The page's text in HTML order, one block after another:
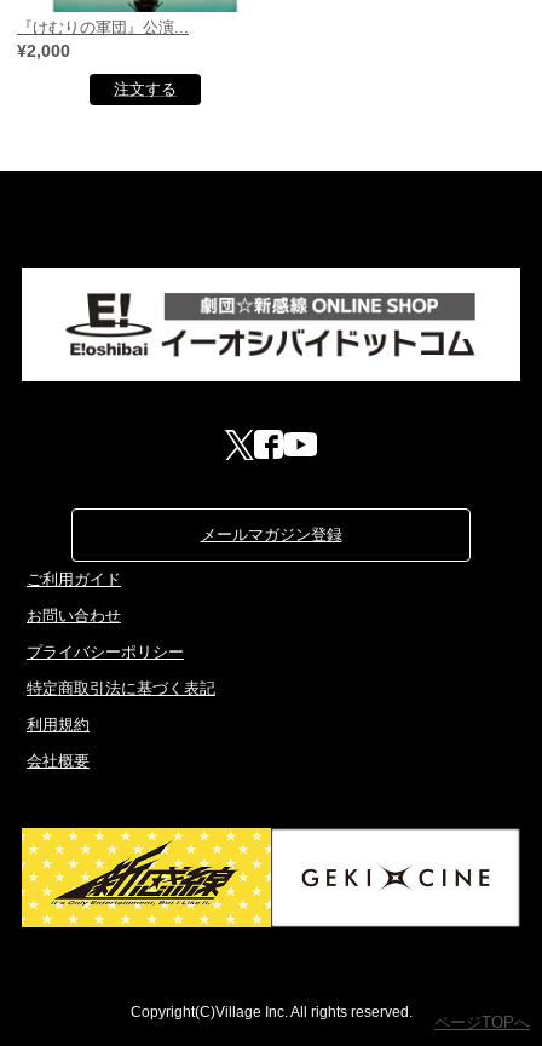
『けむりの軍団』公演...
¥2,000
メールマガジン登録
ご利用ガイド
お問い合わせ
プライバシーポリシー
特定商取引法に基づく表記
利用規約
会社概要
Copyright(C)Village Inc. All rights reserved.
ページTOPへ